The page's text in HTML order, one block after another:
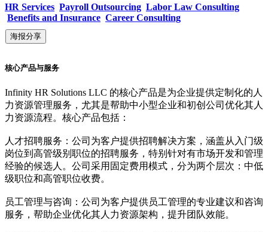
HR Services Payroll Outsourcing Labor Law Consulting
Benefits and Insurance Career Consulting
海报分享
核心产品与服务
Infinity HR Solutions LLC 的核心产品是为企业提供定制化的人
力资源管理服务，尤其是帮助中小型企业和初创公司优化其人
力资源流程。核心产品包括：
人才招聘服务：公司为客户提供招聘解决方案，涵盖从入门级
岗位到高管级别职位的招聘服务，特别针对有市场开发和管理
经验的候选人。公司采用固定费用模式，分为两个层次：中低
级职位和高管职位收费。
员工管理与咨询：公司为客户提供员工管理的专业建议和咨询
服务，帮助企业优化其人力资源架构，提升团队效能。